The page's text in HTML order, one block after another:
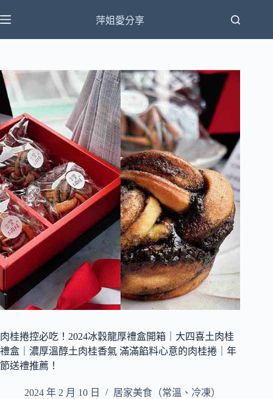
至
主
容
萍姐愛分享
肉桂捲控必吃！2024冰穀龍厚禮盒開箱｜大四喜土肉桂
禮盒｜濃厚溫醇土肉桂香氣 滿滿餡料心意的肉桂捲｜年
節送禮推薦！
2024 年 2 月 10 日 居家美食（常溫、冷凍）